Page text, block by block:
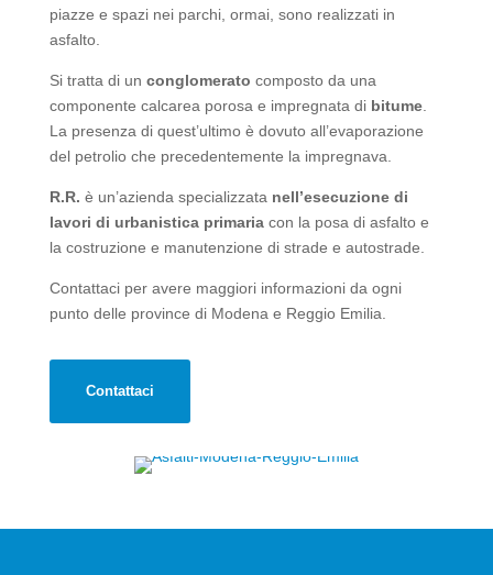
piazze e spazi nei parchi, ormai, sono realizzati in
asfalto.
Si tratta di un conglomerato composto da una
componente calcarea porosa e impregnata di bitume.
La presenza di quest’ultimo è dovuto all’evaporazione
del petrolio che precedentemente la impregnava.
R.R. è un’azienda specializzata nell’esecuzione di
lavori di urbanistica primariacon la posa di asfalto e
la costruzione e manutenzione di strade e autostrade.
Contattaci per avere maggiori informazioni da ogni
punto delle province di Modena e Reggio Emilia.
Contattaci